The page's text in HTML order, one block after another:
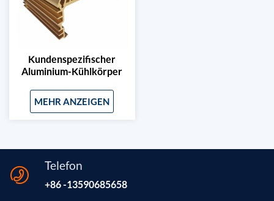
Kundenspezifischer
Aluminium-Kühlkörper
MEHR ANZEIGEN
Telefon
+86 -13590685658